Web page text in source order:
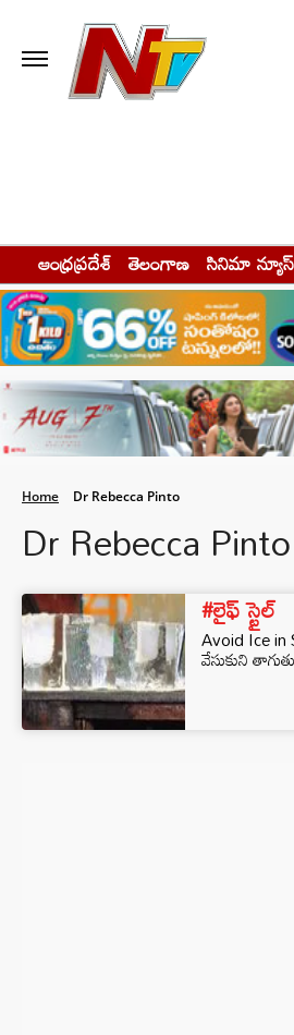
ఆంధ్రప్రదేశ్ తెలంగాణ సినిమా న్యూస్
Home Dr Rebecca Pinto
Dr Rebecca
#లైఫ్ స్టైల్
Avoid Ice
వేసుకుని